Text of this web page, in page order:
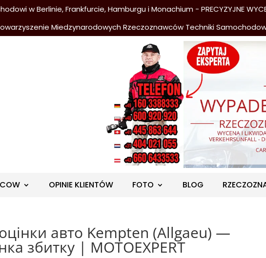
w Berlinie, Frankfurcie, Hamburgu i Monachium - PRECYZYJNE
Miedzynarodowych Rzeczoznawców Techniki
OPINIE KLIENTÓW FOTO BLOG
авто Kempten (Allgaeu) —
збитку | MOTOEXPERT